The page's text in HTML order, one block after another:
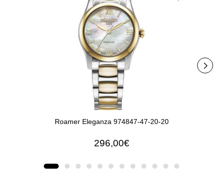
Roamer Eleganza 974847-47-20-20
296,00€